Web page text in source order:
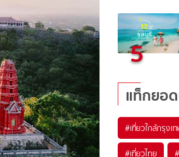
5
แท็กยอ
#เที่ยวใกล้กรุงเ
#เที่ยวไทย